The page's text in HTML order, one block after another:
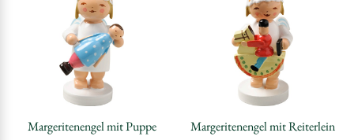
Margeritenengel mit Puppe Margeritenengel mit Reiterlein